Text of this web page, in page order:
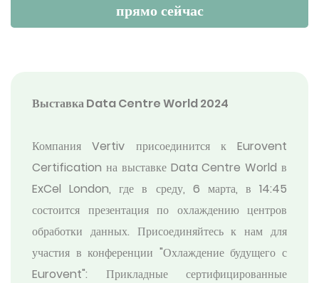
прямо сейчас
Выставка Data Centre World 2024
Компания Vertiv присоединится к Eurovent
Certification на выставке Data Centre World в
ExCel London, где в среду, 6 марта, в 14:45
состоится презентация по охлаждению центров
обработки данных. Присоединяйтесь к нам для
участия в конференции "Охлаждение будущего с
Eurovent": Прикладные сертифицированные